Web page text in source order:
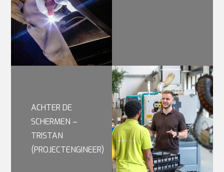
ACHTER DE
SCHERMEN –
TRISTAN
(PROJECTENGINEER)